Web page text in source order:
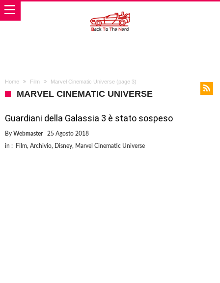
Home Film Marvel Cinematic Universe (page 3)
MARVEL CINEMATIC UNIVERSE
Guardiani della Galassia 3 è stato sospeso
By Webmaster 25 Agosto 2018
in : Film, Archivio, Disney, Marvel Cinematic Universe